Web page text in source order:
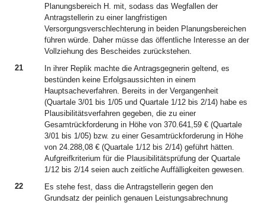
Planungsbereich H. mit, sodass das Wegfallen der
Antragstellerin zu einer langfristigen
Versorgungsverschlechterung in beiden Planungsbereichen
führen würde. Daher müsse das öffentliche Interesse an der
Vollziehung des Bescheides zurückstehen.
21
In ihrer Replik machte die Antragsgegnerin geltend, es
bestünden keine Erfolgsaussichten in einem
Hauptsacheverfahren. Bereits in der Vergangenheit
(Quartale 3/01 bis 1/05 und Quartale 1/12 bis 2/14) habe es
Plausibilitätsverfahren gegeben, die zu einer
Gesamtrückforderung in Höhe von 370.641,59 € (Quartale
3/01 bis 1/05) bzw. zu einer Gesamtrückforderung in Höhe
von 24.288,08 € (Quartale 1/12 bis 2/14) geführt hätten.
Aufgreifkriterium für die Plausibilitätsprüfung der Quartale
1/12 bis 2/14 seien auch zeitliche Auffälligkeiten gewesen.
22
Es stehe fest, dass die Antragstellerin gegen den
Grundsatz der peinlich genauen Leistungsabrechnung